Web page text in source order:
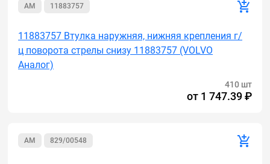
AM 11883757
11883757 Втулка наружняя, нижняя крепления г/
ц поворота стрелы снизу 11883757 (VOLVO
Аналог)
410 шт
от 1 747.39 ₽
AM 829/00548